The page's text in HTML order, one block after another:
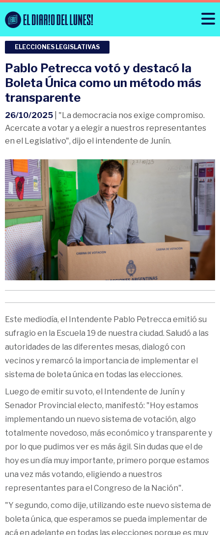
ELECCIONES LEGISLATIVAS
Pablo Petrecca votó y destacó la
Boleta Única como un método más
transparente
26/10/2025 | "La democracia nos exige compromiso.
Acercate a votar y a elegir a nuestros representantes
en el Legislativo", dijo el intendente de Junín.
Este mediodía, el Intendente Pablo Petrecca emitió su
sufragio en la Escuela 19 de nuestra ciudad. Saludó a las
autoridades de las diferentes mesas, dialogó con
vecinos y remarcó la importancia de implementar el
sistema de boleta única en todas las elecciones.
Luego de emitir su voto, el Intendente de Junín y
Senador Provincial electo, manifestó: "Hoy estamos
implementando un nuevo sistema de votación, algo
totalmente novedoso, más económico y transparente y
por lo que pudimos ver es más ágil. Sin dudas que el de
hoy es un día muy importante, primero porque estamos
una vez más votando, eligiendo a nuestros
representantes para el Congreso de la Nación".
"Y segundo, como dije, utilizando este nuevo sistema de
boleta única, que esperamos se pueda implementar de
acá en adelante en todas las elecciones porque es muy